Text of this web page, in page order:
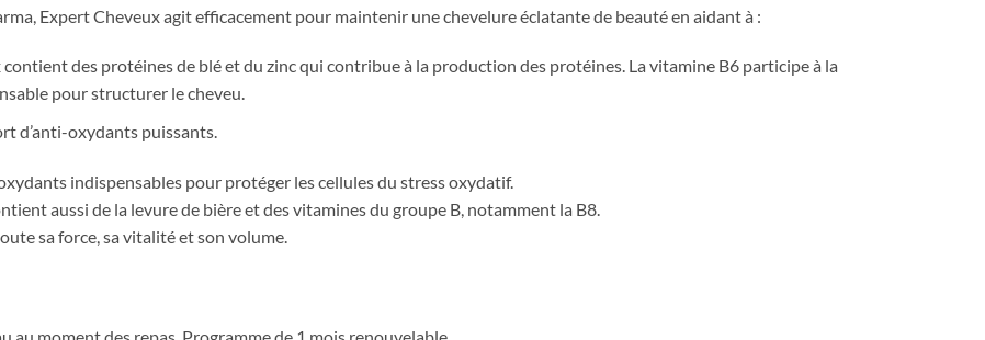
Expert Cheveux agit efficacement pour maintenir une chevelure éclatante de beauté en aidant à :
des protéines de blé et du zinc qui contribue à la production des protéines. La vitamine B6 participe à la
pour structurer le cheveu.
d’anti-oxydants puissants.
indispensables pour protéger les cellules du stress oxydatif.
aussi de la levure de bière et des vitamines du groupe B, notamment la B8.
sa force, sa vitalité et son volume.